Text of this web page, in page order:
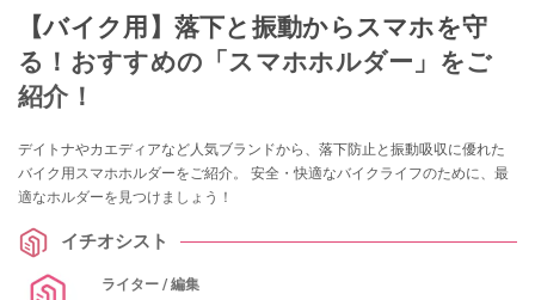
【バイク用】落下と振動からスマホを守
る！おすすめの「スマホホルダー」をご
紹介！
デイトナやカエディアなど人気ブランドから、落下防止と振動吸収に優れた
バイク用スマホホルダーをご紹介。 安全・快適なバイクライフのために、最
適なホルダーを見つけましょう！
イチオシスト
ライター / 編集